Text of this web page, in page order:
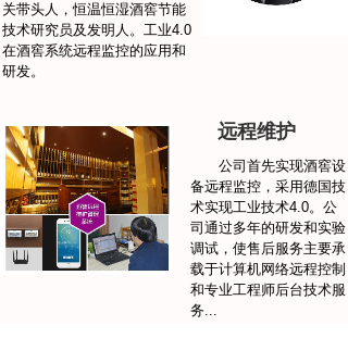
关带头人，恒温恒湿酒窖节能
技术研究员及发明人。工业4.0
在酒窖系统远程监控的应用和
研发。
远程维护
公司首先实现酒窖设
备远程监控，采用德国技
术实现工业技术4.0。公
司通过多年的研发和实验
调试，使售后服务主要承
载于计算机网络远程控制
和专业工程师后台技术服
务...